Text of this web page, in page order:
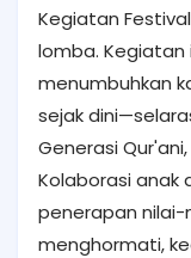
Kegiatan
lomba.
menumbuhkan
sejak
Generasi
Kolaborasi anak
penerapan nilai-
menghormati,